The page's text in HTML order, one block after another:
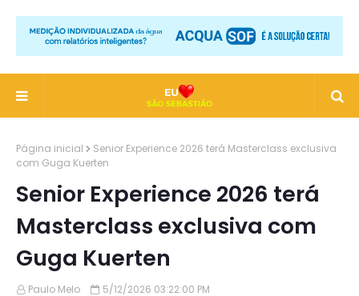
Página inicial
Senior Experience 2026 terá Masterclass exclusiva
com Guga Kuerten
Senior Experience 2026 terá
Masterclass exclusiva com
Guga Kuerten
Paulo Melo 5/12/2026 03:22:00 PM